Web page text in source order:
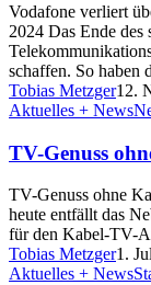
Vodafone verliert
2024 Das Ende des
schaffen. So haben
Tobias Metzger12.
Aktuelles + News
TV-Genuss
TV-Genuss ohne
heute entfällt das
für den Kabel-TV-
Tobias Metzger1.
Aktuelles + News